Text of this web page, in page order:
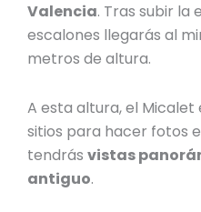
Valencia. Tras subir la
escalones llegarás al
metros de altura.
A esta altura, el Micalet
sitios para hacer fotos
tendrásvistas
antiguo.